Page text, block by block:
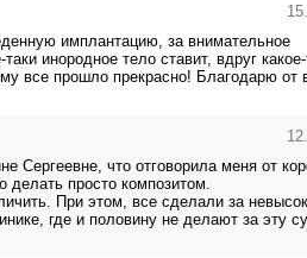
имплантацию, за внимательное
инородное тело ставит, вдруг какое-
все прошло прекрасно! Благодарю от
Сергеевне, что отговорила меня от
просто композитом.
При этом, все сделали за
где и половину не делают за эту